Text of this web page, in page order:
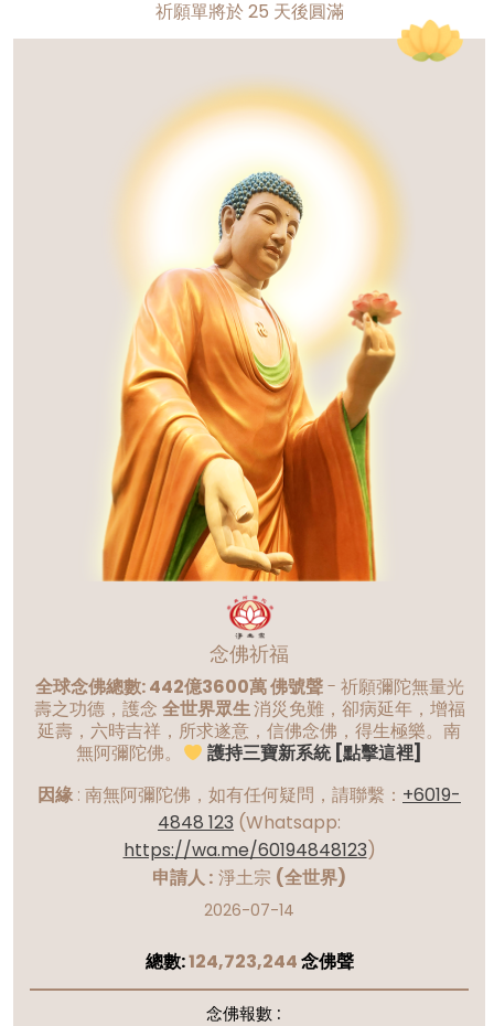
祈願單將於 25 天後圓滿
念佛祈福
全球念佛總數: 442億3600萬 佛號聲- 祈願彌陀無量光
壽之功德，護念 全世界眾生消災免難，卻病延年，增福
延壽，六時吉祥，所求遂意，信佛念佛，得生極樂。南
無阿彌陀佛。
護持三寶新系統 [點擊這裡]
因緣 : 南無阿彌陀佛，如有任何疑問，請聯繫： +6019-
4848 123 (Whatsapp:
https://wa.me/60194848123)
申請人 : 淨土宗 (全世界)
2026-07-14
總數:124,723,244念佛聲
念佛報數 :